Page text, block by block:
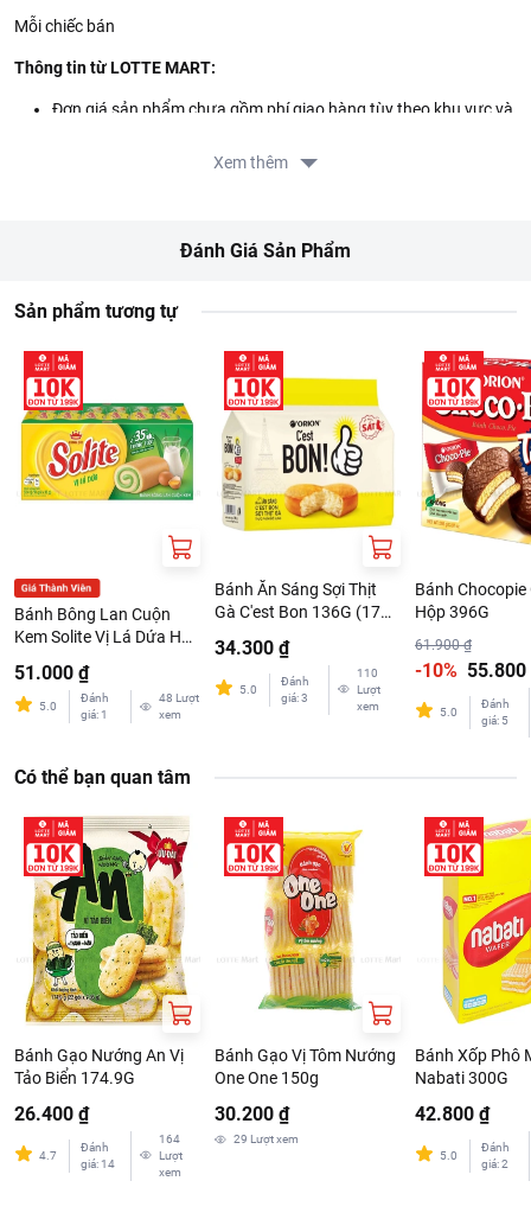
Mỗi chiếc bán
Thông tin từ LOTTE MART:
Đơn giá sản phẩm chưa gồm phí giao hàng tùy theo khu vực và
https://www.lottemart.vn/vi-nsg/faq/39
Xem thêm
Đánh Giá Sản Phẩm
Sản phẩm tương tự
Bánh Bông Lan Cuộn
Kem Solite Vị Lá Dứa Hộp
51.000 ₫
5.0
Đánh
giá: 1
48 Lượt
xem
Bánh Ăn Sáng Sợi Thịt
Gà C'est Bon 136G (17G
34.300 ₫
5.0
Đánh
giá:3
110
Lượt
xem
Bánh Chocopie
Hộp 396G
61.900 ₫
-10% 55.800
5.0
Đánh
giá: 5
Có thể bạn quan tâm
Bánh Gạo Nướng An Vị
Tảo Biển 174.9G
26.400 ₫
4.7
Đánh
giá: 14
164
Lượt
xem
Bánh Gạo Vị Tôm Nướng
One One 150g
30.200 ₫
29 Lượt xem
Bánh Xốp Phô
Nabati 300G
42.800 ₫
5.0
Đánh
giá:2